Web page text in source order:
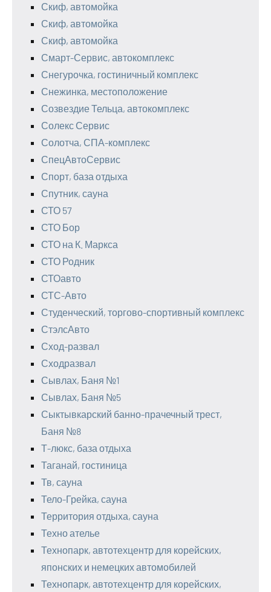
Скиф, автомойка
Скиф, автомойка
Скиф, автомойка
Смарт-Сервис, автокомплекс
Снегурочка, гостиничный комплекс
Снежинка, местоположение
Созвездие Тельца, автокомплекс
Солекс Сервис
Солотча, СПА-комплекс
СпецАвтоСервис
Спорт, база отдыха
Спутник, сауна
СТО 57
СТО Бор
СТО на К. Маркса
СТО Родник
СТОавто
СТС-Авто
Студенческий, торгово-спортивный комплекс
СтэлсАвто
Сход-развал
Сходразвал
Сывлах, Баня №1
Сывлах, Баня №5
Сыктывкарский банно-прачечный трест,
Баня №8
Т-люкс, база отдыха
Таганай, гостиница
Тв, сауна
Тело-Грейка, сауна
Территория отдыха, сауна
Техно ателье
Технопарк, автотехцентр для корейских,
японских и немецких автомобилей
Технопарк, автотехцентр для корейских,